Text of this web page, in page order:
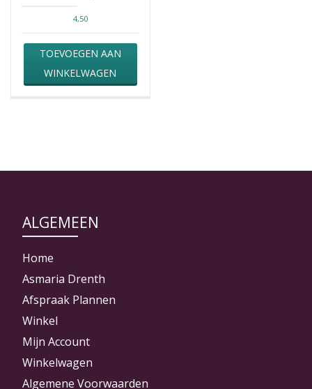
4,50
TOEVOEGEN AAN
WINKELWAGEN
ALGEMEEN
Home
Asmaria Drenth
Afspraak Plannen
Winkel
Mijn Account
Winkelwagen
Algemene Voorwaarden